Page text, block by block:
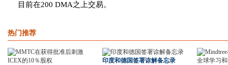
目前在200 DMA之上交易。
热门推荐
印度和德国签署谅解备忘录